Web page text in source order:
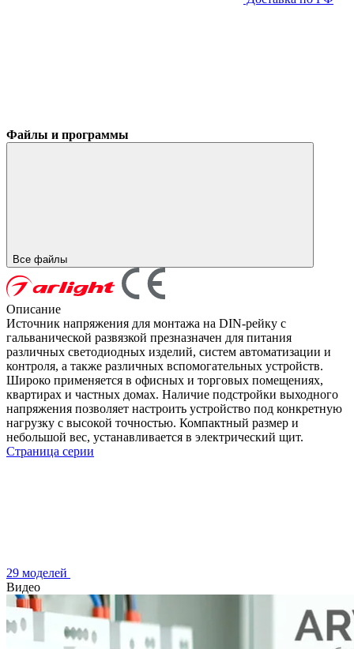
Файлы и программы
Все файлы
Описание
Источник напряжения для монтажа на DIN-рейку с
гальванической развязкой презназначен для питания
различных светодиодных изделий, систем автоматизации и
контроля, а также различных вспомогательных устройств.
Широко применяется в офисных и торговых помещениях,
квартирах и частных домах. Наличие подстройки выходного
напряжения позволяет настроить устройство под конкретную
нагрузку с высокой точностью. Компактный размер и
небольшой вес, устанавливается в электрический щит.
Страница серии
29 моделей
Видео